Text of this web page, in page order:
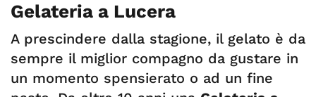
Gelateria a Lucera
A prescindere dalla stagione, il gelato è da
sempre il miglior compagno da gustare in
un momento spensierato o ad un fine